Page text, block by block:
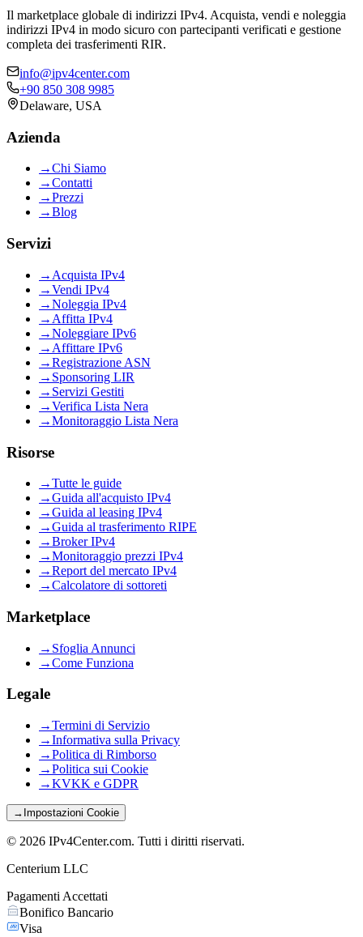
Il marketplace globale di indirizzi IPv4. Acquista, vendi e noleggia
indirizzi IPv4 in modo sicuro con partecipanti verificati e gestione
completa dei trasferimenti RIR.
info@ipv4center.com
+90 850 308 9985
Delaware, USA
Azienda
→Chi Siamo
→Contatti
→Prezzi
→Blog
Servizi
→ Acquista IPv4
→Vendi IPv4
→Noleggia IPv4
→ Affitta IPv4
→Noleggiare IPv6
→ Affittare IPv6
→Registrazione ASN
→ Sponsoring LIR
→ Servizi Gestiti
→Verifica Lista Nera
→Monitoraggio Lista Nera
Risorse
→Tutte le guide
→Guida all'acquisto IPv4
→Guida al leasing IPv4
→Guida al trasferimento RIPE
→Broker IPv4
→Monitoraggio prezzi IPv4
→Report del mercato IPv4
→Calcolatore di sottoreti
Marketplace
→ Sfoglia Annunci
→Come Funziona
Legale
→Termini di Servizio
→Informativa sulla Privacy
→Politica di Rimborso
→Politica sui Cookie
→KVKK e GDPR
→ Impostazioni Cookie
© 2026 IPv4Center.com. Tutti i diritti riservati.
Centerium LLC
Pagamenti Accettati
Bonifico Bancario
Visa